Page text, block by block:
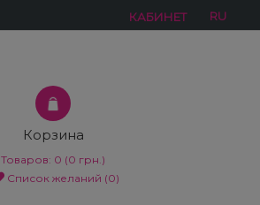
КАБИНЕТ RU
Корзина
Товаров: 0 (0 грн.)
Список желаний (0)